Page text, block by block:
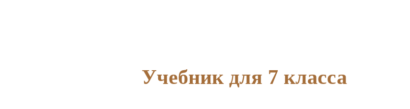
Учебник для 7 класса